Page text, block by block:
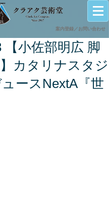
案内登録／ ​お問い合わせ
【小佐部明広 脚
カタリナスタジ
ースNextA『世